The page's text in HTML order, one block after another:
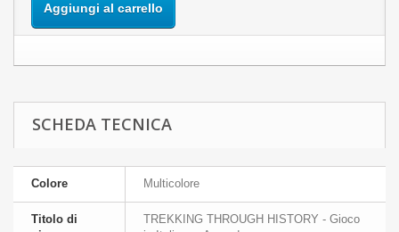
Aggiungi al carrello
SCHEDA TECNICA
Colore Multicolore
Titolo di
TREKKING THROUGH HISTORY - Gioco